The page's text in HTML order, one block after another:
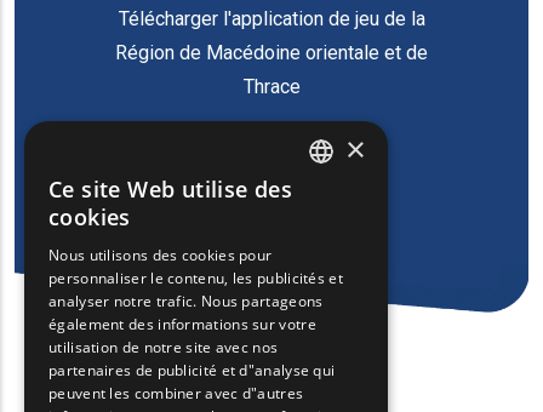
Télécharger l'application de jeu de la
Région de Macédoine orientale et de
Thrace
FRENCH
BULGARIAN
GERMAN
ROMANIAN
×
Ce site Web utilise des
cookies
Nous utilisons des cookies pour
personnaliser le contenu, les publicités et
analyser notre trafic. Nous partageons
également des informations sur votre
utilisation de notre site avec nos
partenaires de publicité et d"analyse qui
peuvent les combiner avec d"autres